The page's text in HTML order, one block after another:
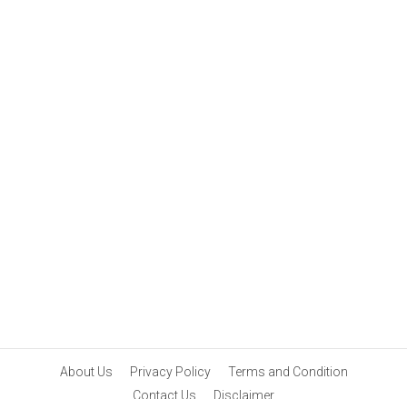
About Us Privacy Policy
Terms and Condition
Contact Us
Disclaimer